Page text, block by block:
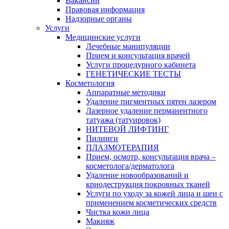
Правовая информация
Надзорные органы
Услуги
Медицинские услуги
Лечебные манипуляции
Прием и консультация врачей
Услуги процедурного кабинета
ГЕНЕТИЧЕСКИЕ ТЕСТЫ
Косметология
Аппаратные методики
Удаление пигментных пятен лазером
Лазерное удаление перманентного
татуажа (татуировок)
НИТЕВОЙ ЛИФТИНГ
Пилинги
ПЛАЗМОТЕРАПИЯ
Прием, осмотр, консультация врача –
косметолога/дерматолога
Удаление новообразований и
криодеструкция покровных тканей
Услуги по уходу за кожей лица и шеи с
применением косметических средств
Чистка кожи лица
Макияж